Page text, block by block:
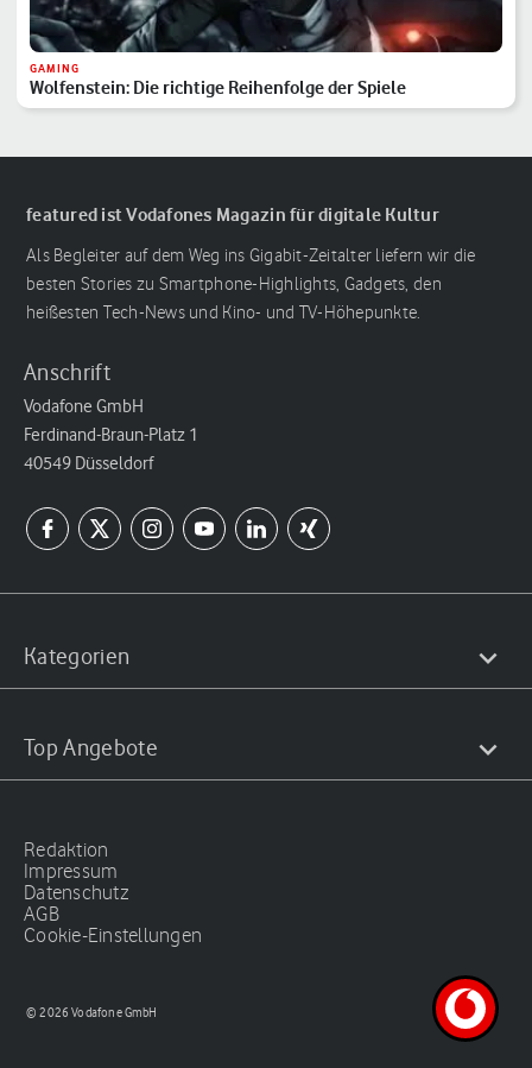
GAMING
Wolfenstein: Die richtige Reihenfolge der Spiele
featured ist Vodafones Magazin für digitale Kultur
Als Begleiter auf dem Weg ins Gigabit-Zeitalter liefern wir die
besten Stories zu Smartphone-Highlights, Gadgets, den
heißesten Tech-News und Kino- und TV-Höhepunkte.
Anschrift
Vodafone GmbH
Ferdinand-Braun-Platz 1
40549 Düsseldorf
Kategorien
Top Angebote
Redaktion
Impressum
Datenschutz
AGB
Cookie-Einstellungen
© 2026 Vodafone GmbH